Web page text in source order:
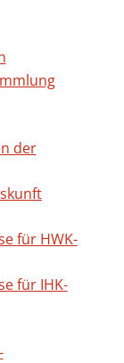
der
für HWK-
für IHK-